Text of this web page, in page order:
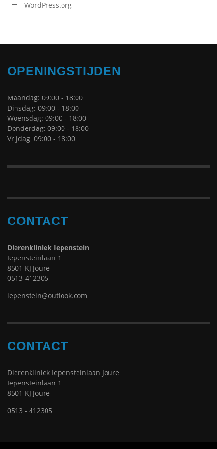
WordPress.org
OPENINGSTIJDEN
Maandag: 09:00 - 18:00
Dinsdag: 09:00 - 18:00
Woensdag: 09:00 - 18:00
Donderdag: 09:00 - 18:00
Vrijdag: 09:00 - 18:00
CONTACT
Dierenkliniek Iepenstein
Iepensteinlaan 1
8501 KJ Joure
0513-412305
iepenstein@outlook.com
CONTACT
Dierenkliniek Iepensteinlaan Joure
Iepensteinlaan 1
8501 KJ Joure
0513 - 412305